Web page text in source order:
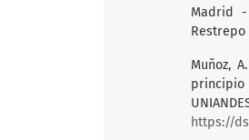
Madrid
Restrepo
Muñoz,
https://